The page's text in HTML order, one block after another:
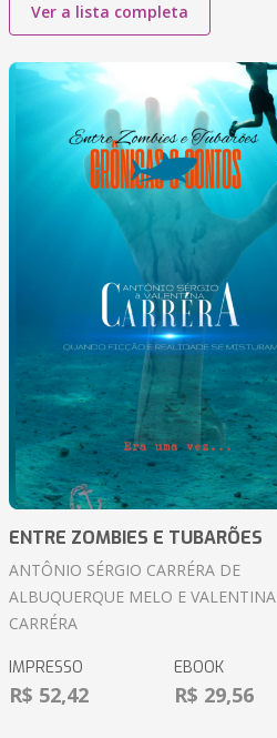
Ver a lista completa
ENTRE ZOMBIES E TUBARÕES
ANTÔNIO SÉRGIO CARRÉRA DE
ALBUQUERQUE MELO E VALENTINA
CARRÉRA
IMPRESSO
R$ 52,42
EBOOK
R$ 29,56